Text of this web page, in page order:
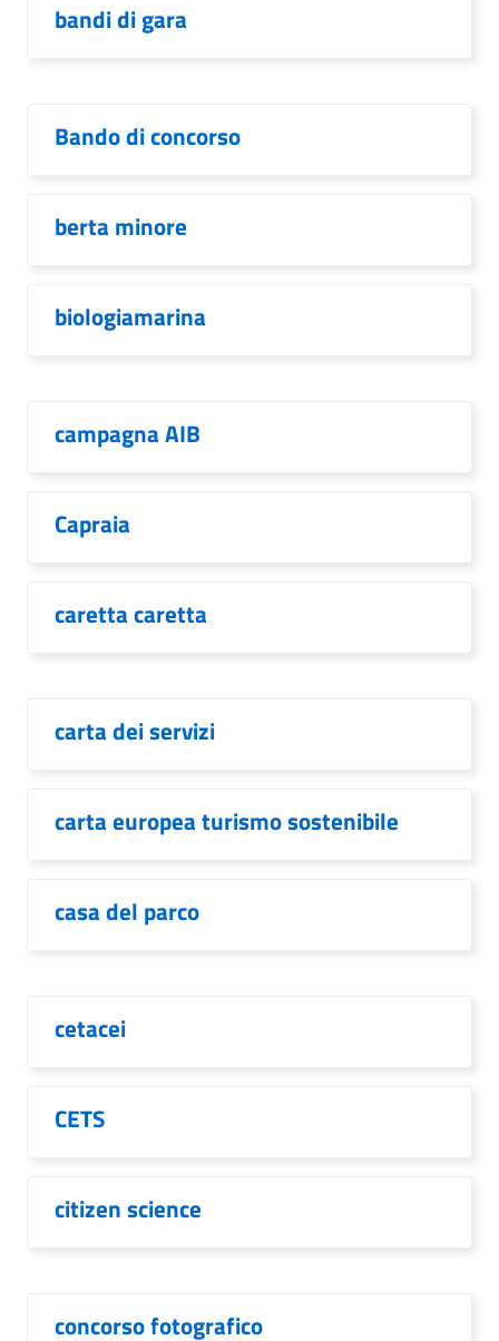
bandi di gara
Bando di concorso
berta minore
biologiamarina
campagna AIB
Capraia
caretta caretta
carta dei servizi
carta europea turismo sostenibile
casa del parco
cetacei
CETS
citizen science
concorso fotografico